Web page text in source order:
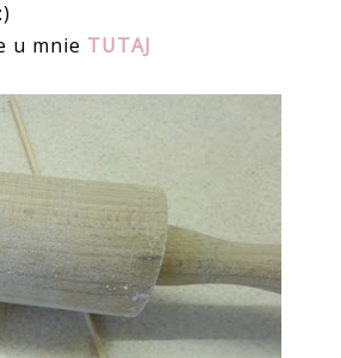
u mnie TUTAJ